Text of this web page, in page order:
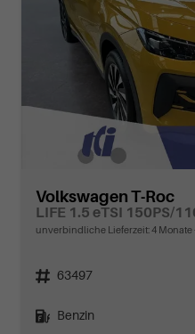
Volkswagen T-Roc
unverbindliche Lieferzeit:4 Monate
Fahrzeugnr.
63497
Benzin